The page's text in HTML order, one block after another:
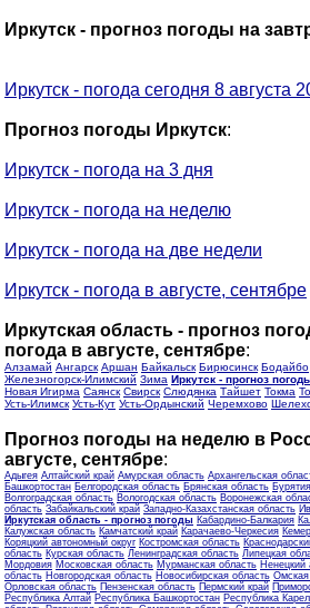
Иркутск - прогноз погоды на
Иркутск - погода сегодня 8 августа
Прогноз погоды Иркутск:
Иркутск - погода на 3 дня
Иркутск - погода на неделю
Иркутск - погода на две недели
Иркутск - погода в августе, сентябре
Иркутская область - прогноз
погода в августе, сентябре:
Алзамай Ангарск Аршан Байкальск Бирюсинск Бодайбо
Железногорск-Илимский Зима Иркутск - прогноз
Новая Игирма Саянск Свирск Слюдянка Тайшет Токма
Усть-Илимск Усть-Кут Усть-Ордынский Черемхово
Прогноз погоды на неделю в
августе, сентябре:
Адыгея Алтайский край Амурская область Архангельская
Башкортостан Белгородская область Брянская область Бурятия
Волгоградская область Вологодская область Воронежская
область Забайкальский край Западно-Казахстанская область
Иркутская область - прогноз погоды Кабардино-Балкария
Калужская область Камчатский край Карачаево-Черкесия
Коряцкий автономный округ Костромская область
область Курская область Ленинградская область Липецкая
Мордовия Московская область Мурманская область Ненецкий
область Новгородская область Новосибирская область Омская
Орловская область Пензенская область Пермский край
Республика Алтай Республика Башкортостан Республика